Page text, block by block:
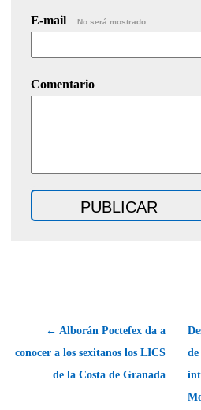
E-mail No será mostrado.
Comentario
← Alborán Poctefex da a
conocer a los sexitanos los LICS
de la Costa de Granada